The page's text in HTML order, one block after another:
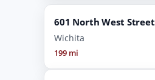
601 North West
Wichita
199 mi